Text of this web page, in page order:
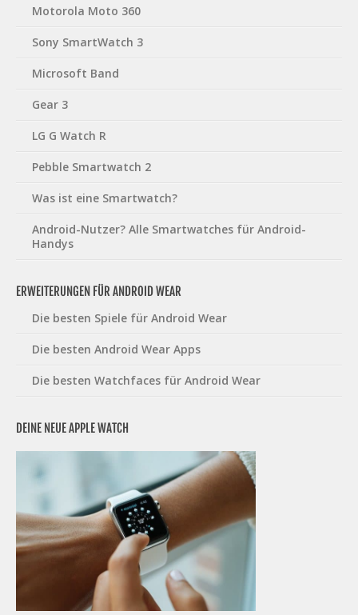
Motorola Moto 360
Sony SmartWatch 3
Microsoft Band
Gear 3
LG G Watch R
Pebble Smartwatch 2
Was ist eine Smartwatch?
Android-Nutzer? Alle Smartwatches für Android-
Handys
ERWEITERUNGEN FÜR ANDROID WEAR
Die besten Spiele für Android Wear
Die besten Android Wear Apps
Die besten Watchfaces für Android Wear
DEINE NEUE APPLE WATCH